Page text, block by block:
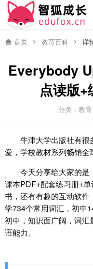
首页 教育百科 详
Everybody
点读版
分类： 教
牛津大学出版社有
爱，学校教材系列畅销全
今天分享给大家的
课本PDF+配套练习册+
书，还有有趣的互动软
学734个常用词汇，初中
初中，知识面广阔，词
语能力。